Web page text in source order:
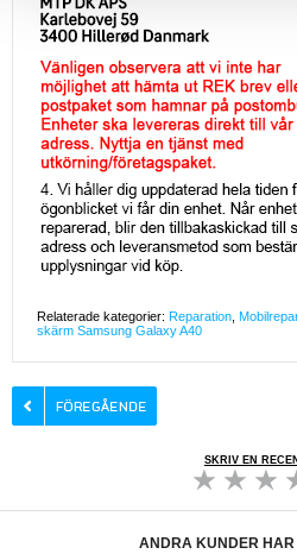
Relaterade kategorier: Reparation
skärm Samsung Galaxy A40
SKRIV EN
ANDRA KUNDER